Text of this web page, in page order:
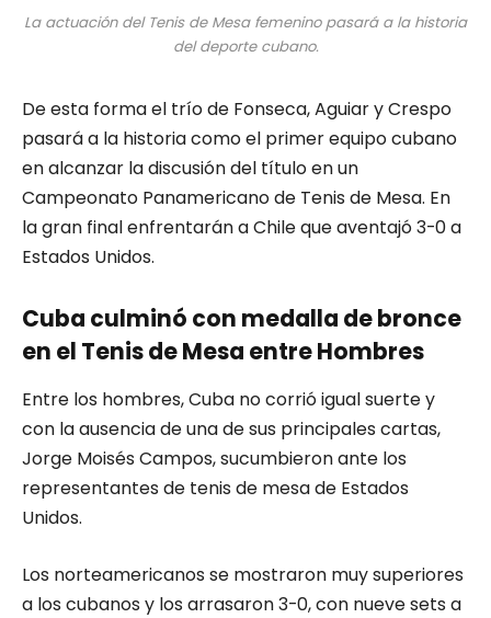
La actuación del Tenis de Mesa femenino pasará a la historia
del deporte cubano.
De esta forma el trío de Fonseca, Aguiar y Crespo
pasará a la historia como el primer equipo cubano
en alcanzar la discusión del título en un
Campeonato Panamericano de Tenis de Mesa. En
la gran final enfrentarán a Chile que aventajó 3-0 a
Estados Unidos.
Cuba culminó con medalla de bronce
en el Tenis de Mesa entre Hombres
Entre los hombres, Cuba no corrió igual suerte y
con la ausencia de una de sus principales cartas,
Jorge Moisés Campos, sucumbieron ante los
representantes de tenis de mesa de Estados
Unidos.
Los norteamericanos se mostraron muy superiores
a los cubanos y los arrasaron 3-0, con nueve sets a